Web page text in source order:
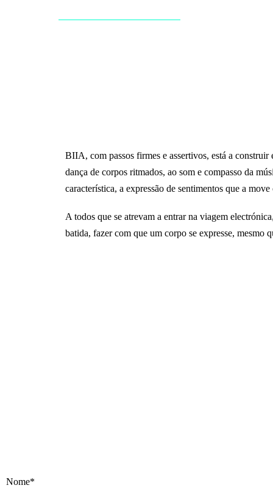
Agenciamento Produção
BIIA, com passos firmes e assertivos, está a
dança de corpos ritmados, ao som e compasso da
característica, a expressão de sentimentos que a
A todos que se atrevam a entrar na viagem
batida, fazer com que um corpo se expresse, mesmo
Nome*